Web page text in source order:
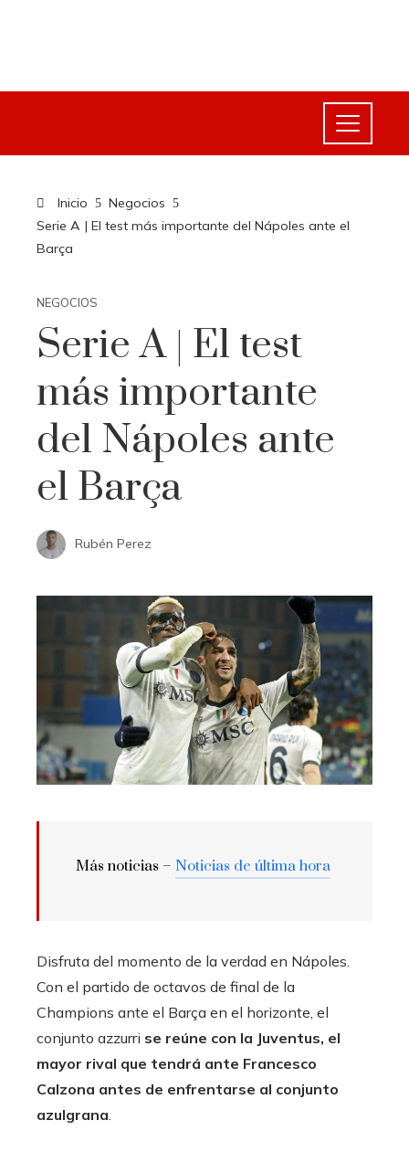
Inicio
Negocios
Serie A | El test más importante del Nápoles ante el
Barça
NEGOCIOS
Serie A | El test
más importante
del Nápoles ante
el Barça
Rubén Perez
Más noticias – Noticias de última hora
Disfruta del momento de la verdad en Nápoles.
Con el partido de octavos de final de la
Champions ante el Barça en el horizonte, el
conjunto azzurri se reúne con la Juventus, el
mayor rival que tendrá ante Francesco
Calzona antes de enfrentarse al conjunto
azulgrana